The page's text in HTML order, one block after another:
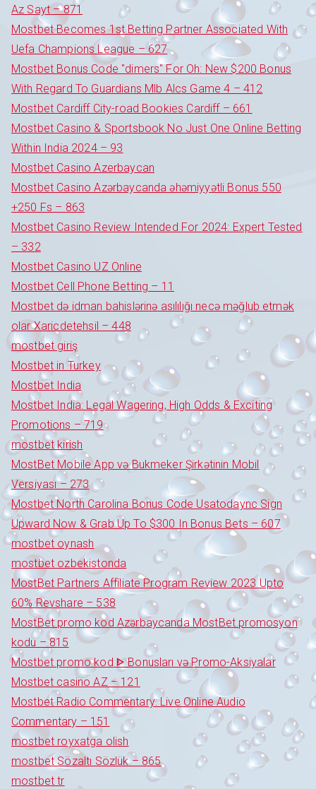
Az Sayt – 871
Mostbet Becomes 1st Betting Partner Associated With
Uefa Champions League – 627
Mostbet Bonus Code "dimers" For Oh: New $200 Bonus
With Regard To Guardians Mlb Alcs Game 4 – 412
Mostbet Cardiff City-road Bookies Cardiff – 661
Mostbet Casino & Sportsbook No Just One Online Betting
Within India 2024 – 93
Mostbet Casino Azerbaycan
Mostbet Casino Azərbaycanda əhəmiyyətli Bonus 550
+250 Fs – 863
Mostbet Casino Review Intended For 2024: Expert Tested
– 332
Mostbet Casino UZ Online
Mostbet Cell Phone Betting – 11
Mostbet də idman bahislərinə asılılığı necə məğlub etmək
olar Xaricdetehsil – 448
mostbet giriş
Mostbet in Turkey
Mostbet India
Mostbet India: Legal Wagering, High Odds & Exciting
Promotions – 719
mostbet kirish
MostBet Mobile App və Bukmeker Şirkətinin Mobil
Versiyası – 273
Mostbet North Carolina Bonus Code Usatodaync Sign
Upward Now & Grab Up To $300 In Bonus Bets – 607
mostbet oynash
mostbet ozbekistonda
MostBet Partners Affiliate Program Review 2023 Upto
60% Revshare – 538
MostBet promo kod Azərbaycanda MostBet promosyon
kodu – 815
Mostbet promo kod ᐈ Bonusları və Promo-Aksiyalar
Mostbet casino AZ – 121
Mostbet Radio Commentary: Live Online Audio
Commentary – 151
mostbet royxatga olish
mostbet Sözaltı Sözlük – 865
mostbet tr